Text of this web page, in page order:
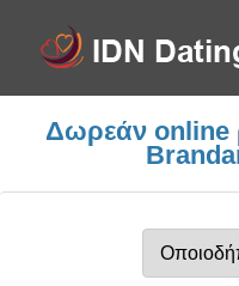
Δωρεάν online